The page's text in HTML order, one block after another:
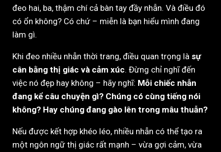
đeo hai, ba, thậm chí cả bàn tay đầy nhẫn. Và điều đó
có ổn không? Có chứ – miễn là bạn hiểu mình đang
làm gì.
Khi đeo nhiều nhẫn thời trang, điều quan trọng là sự
cân bằng thị giác và cảm xúc. Đừng chỉ nghĩ đến
việc nó đẹp hay không – hãy nghĩ: Mỗi chiếc nhẫn
đang kể câu chuyện gì? Chúng có cùng tiếng nói
không? Hay chúng đang gào lên trong mâu thuẫn?
Nếu được kết hợp khéo léo, nhiều nhẫn có thể tạo ra
một ngôn ngữ thị giác rất mạnh – vừa gợi cảm, vừa